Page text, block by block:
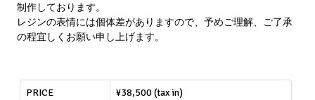
制作しております。
レジンの表情には個体差がありますので、予めご理解、ご了承
の程宜しくお願い申し上げます。
PRICE ¥38,500 (tax in)